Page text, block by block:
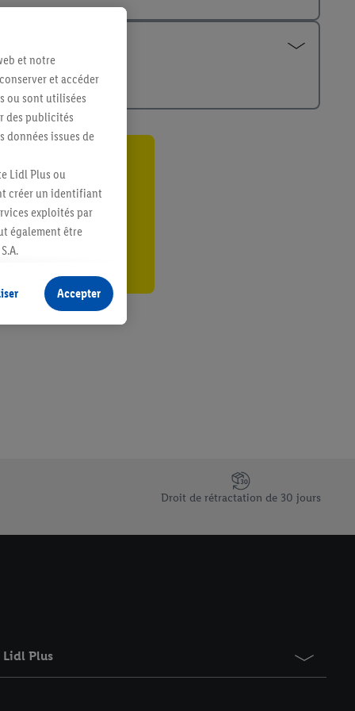
Droit de rétractation de 30 jours
Lidl Plus
et notre
et accéder
ou sont utilisées
des publicités
données issues de
Lidl Plus ou
créer un identifiant
exploités par
également être
sans procéder à
terminaux ou
échéant, d’autres
Accepter